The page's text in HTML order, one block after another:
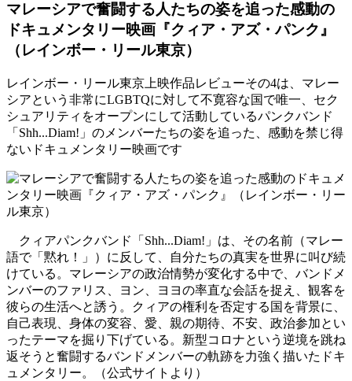
マレーシアで奮闘する人たちの姿を追った感動の
ドキュメンタリー映画『クィア・アズ・パンク』
（レインボー・リール東京）
レインボー・リール東京上映作品レビューその4は、マレー
シアという非常にLGBTQに対して不寛容な国で唯一、セク
シュアリティをオープンにして活動しているパンクバンド
「Shh...Diam!」のメンバーたちの姿を追った、感動を禁じ得
ないドキュメンタリー映画です
クィアパンクバンド「Shh...Diam!」は、その名前（マレー
語で「黙れ！」）に反して、自分たちの真実を世界に叫び続
けている。マレーシアの政治情勢が変化する中で、バンドメ
ンバーのファリス、ヨン、ヨヨの率直な会話を捉え、観客を
彼らの生活へと誘う。クィアの権利を否定する国を背景に、
自己表現、身体の変容、愛、親の期待、不安、政治参加とい
ったテーマを掘り下げている。新型コロナという逆境を跳ね
返そうと奮闘するバンドメンバーの軌跡を力強く描いたドキ
ュメンタリー。（公式サイトより）